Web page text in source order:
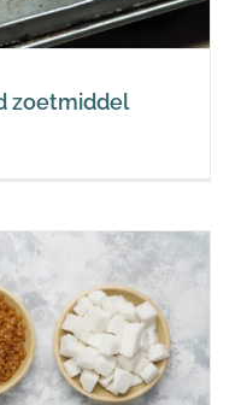
zoetmiddel